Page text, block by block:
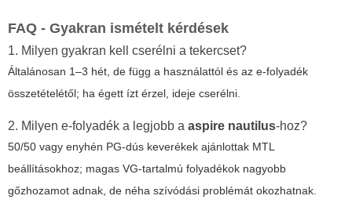
FAQ - Gyakran ismételt kérdések
1. Milyen gyakran kell cserélni a tekercset?
Általánosan 1–3 hét, de függ a használattól és az e-folyadék
összetételétől; ha égett ízt érzel, ideje cserélni.
2. Milyen e-folyadék a legjobb a aspire nautilus-hoz?
50/50 vagy enyhén PG-dús keverékek ajánlottak MTL
beállításokhoz; magas VG-tartalmú folyadékok nagyobb
gőzhozamot adnak, de néha szívódási problémát okozhatnak.